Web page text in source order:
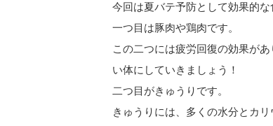
今回は夏バテ予防として効果的
一つ目は豚肉や鶏肉です。
この二つには疲労回復の効果が
い体にしていきましょう！
二つ目がきゅうりです。
きゅうりには、多くの水分とカ